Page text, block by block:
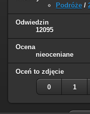
Podróże /
Odwiedzin
12095
Ocena
nieoceniane
Oceń to zdjęcie
0 1